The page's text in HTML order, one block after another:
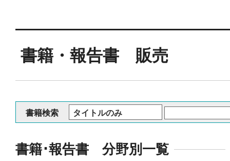
書籍・報告書 販売
書籍検索
書籍･報告書 分野別一覧